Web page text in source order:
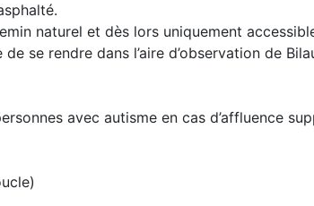
naturel et dès lors uniquement
se rendre dans l’aire d’observation de
avec autisme en cas d’affluence